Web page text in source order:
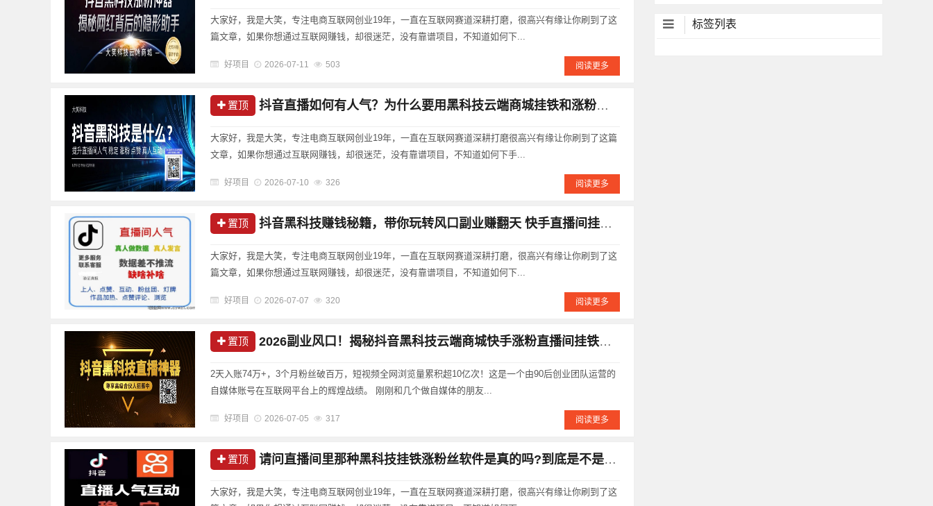
大家好，我是大笑，专注电商互联网创业19年，一直在互联网赛道深耕打磨，很高兴有缘让你刷到了这
篇文章，如果你想通过互联网赚钱，却很迷茫，没有靠谱项目，不知道如何下...
好项目 2026-07-11 503 阅读更多
置顶 抖音直播如何有人气？为什么要用黑科技云端商城挂铁和涨粉丝?挂铁的好处？
大家好，我是大笑，专注电商互联网创业19年，一直在互联网赛道深耕打磨很高兴有缘让你刷到了这篇
文章，如果你想通过互联网赚钱，却很迷茫，没有靠谱项目，不知道如何下手...
好项目 2026-07-10 326 阅读更多
置顶 抖音黑科技赚钱秘籍，带你玩转风口副业赚翻天 快手直播间挂铁机器人涨粉丝小可爱兵马俑假人 招合伙人
大家好，我是大笑，专注电商互联网创业19年，一直在互联网赛道深耕打磨，很高兴有缘让你刷到了这
篇文章，如果你想通过互联网赚钱，却很迷茫，没有靠谱项目，不知道如何下...
好项目 2026-07-07 320 阅读更多
置顶 2026副业风口！揭秘抖音黑科技云端商城快手涨粉直播间挂铁点赞软件赚钱秘籍！招募合伙人！
2天入账74万+，3个月粉丝破百万，短视频全网浏览量累积超10亿次！这是一个由90后创业团队运营的
自媒体账号在互联网平台上的辉煌战绩。 刚刚和几个做自媒体的朋友...
好项目 2026-07-05 317 阅读更多
置顶 请问直播间里那种黑科技挂铁涨粉丝软件是真的吗?到底是不是割韭抖音菜的哦?
大家好，我是大笑，专注电商互联网创业19年，一直在互联网赛道深耕打磨，很高兴有缘让你刷到了这
标签列表